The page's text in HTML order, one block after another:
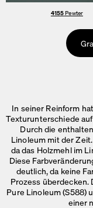
4155Pewter
In seiner Reinform
Texturunterschiede
Durch die
Linoleum mit der
da das Holzmehl im
Diese
deutlich, da keine
Prozess überdecken.
Pure Linoleum (S588)
einer